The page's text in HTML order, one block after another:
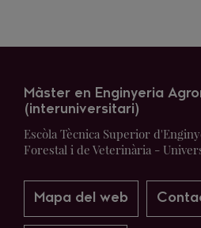
Màster en Enginyeria
(interuniversitari)
Escòla Tècnica Superior
Forestal i de Veterinària -
Mapa del web